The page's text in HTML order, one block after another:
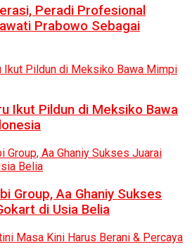
Peradi Profesional
Prabowo Sebagai
Ikut Pildun di Meksiko Bawa
Group, Aa Ghaniy Sukses
di Usia Belia